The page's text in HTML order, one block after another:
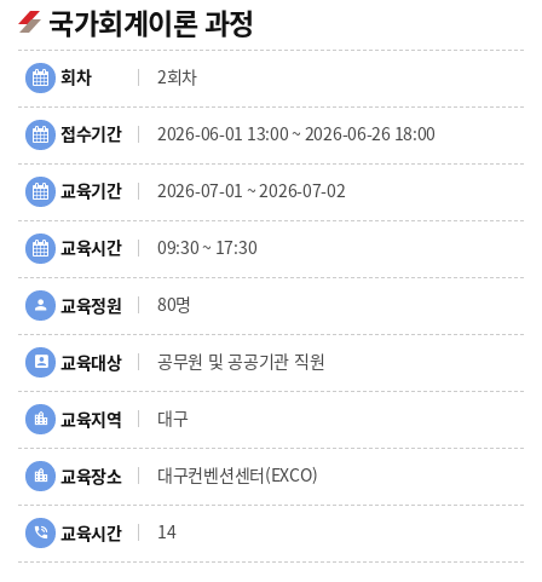
국가회계이론 과정
회차 2회차
접수기간 2026-06-01 13:00 ~ 2026-06-26 18:00
교육기간 2026-07-01 ~ 2026-07-02
교육시간 09:30 ~ 17:30
교육정원 80명
교육대상 공무원 및 공공기관 직원
교육지역 대구
교육장소 대구컨벤션센터(EXCO)
교육시간 14